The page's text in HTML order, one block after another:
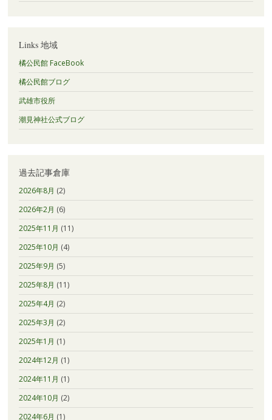
Links 地域
橘公民館 FaceBook
橘公民館ブログ
武雄市役所
潮見神社公式ブログ
過去記事倉庫
2026年8月 (2)
2026年2月 (6)
2025年11月 (11)
2025年10月 (4)
2025年9月 (5)
2025年8月 (11)
2025年4月 (2)
2025年3月 (2)
2025年1月 (1)
2024年12月 (1)
2024年11月 (1)
2024年10月 (2)
2024年6月 (1)